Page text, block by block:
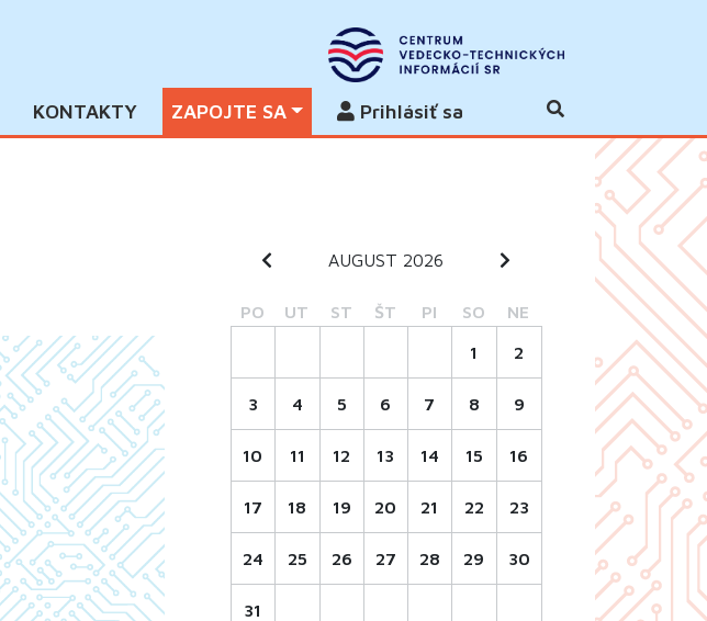
KONTAKTY ZAPOJTE SA Prihlásiť sa
AUGUST 2026
PO UT ST ŠT PI SO NE
1 2
3 4 5 6 7 8 9
10 11 12 13 14 15 16
17 18 19 20 21 22 23
24 25 26 27 28 29 30
31